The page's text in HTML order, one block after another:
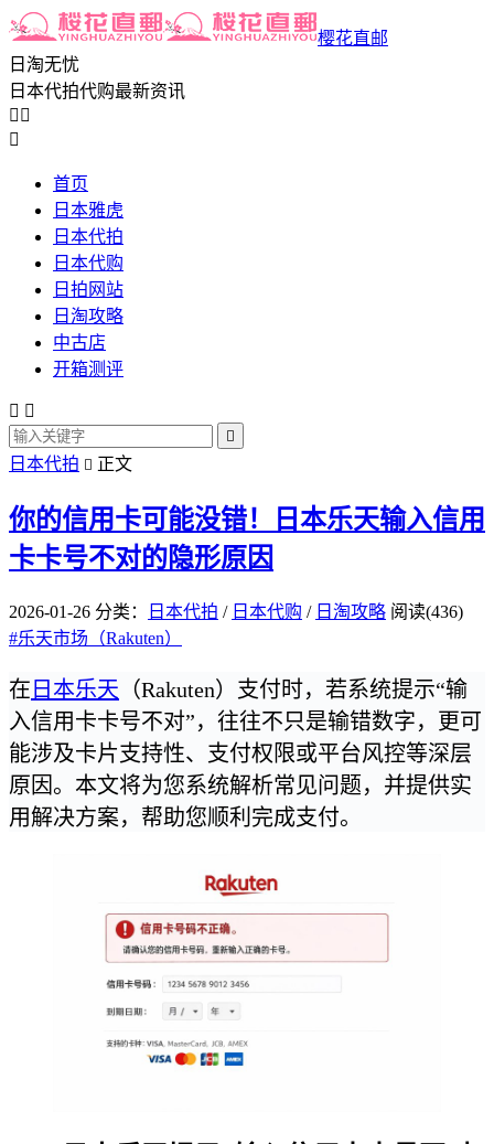
樱花直邮
日淘无忧
日本代拍代购最新资讯
 

首页
日本雅虎
日本代拍
日本代购
日拍网站
日淘攻略
中古店
开箱测评
 

日本代拍  正文
你的信用卡可能没错！日本乐天输入信用
卡卡号不对的隐形原因
2026-01-26 分类： 日本代拍 / 日本代购 / 日淘攻略 阅读(436)
#乐天市场（Rakuten）
在 日本乐天 （Rakuten）支付时，若系统提示“输
入信用卡卡号不对”，往往不只是输错数字，更可
能涉及卡片支持性、支付权限或平台风控等深层
原因。本文将为您系统解析常见问题，并提供实
用解决方案，帮助您顺利完成支付。